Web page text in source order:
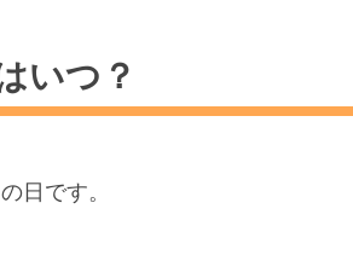
いつ？
の日です。